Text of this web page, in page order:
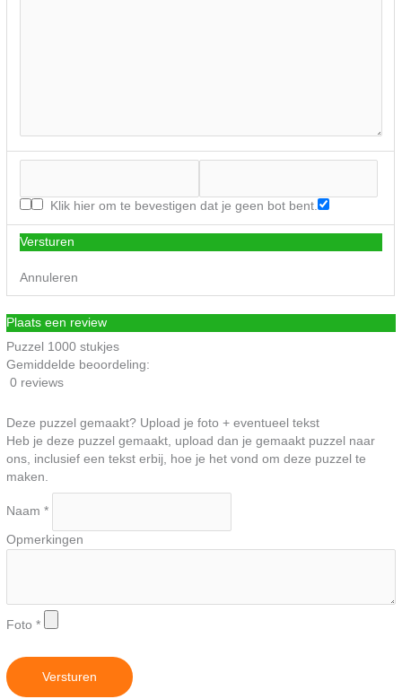
Klik hier om te bevestigen dat je geen bot bent.
Versturen
Annuleren
Plaats een review
Puzzel 1000 stukjes
Gemiddelde beoordeling:
0 reviews
Deze puzzel gemaakt? Upload je foto + eventueel tekst
Heb je deze puzzel gemaakt, upload dan je gemaakt puzzel naar
ons, inclusief een tekst erbij, hoe je het vond om deze puzzel te
maken.
Naam*
Opmerkingen
Foto*
Versturen